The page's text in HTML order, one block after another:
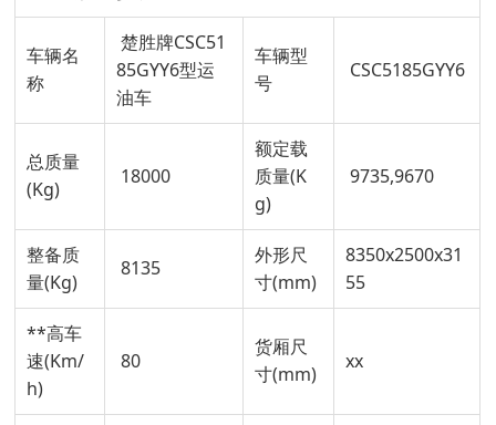
车辆名
称
楚胜牌CSC51
85GYY6型运
油车
车辆型
号
CSC5185GYY6
总质量
(Kg)
18000
额定载
质量(K
g)
9735,9670
整备质
量(Kg)
8135
外形尺
寸(mm)
8350x2500x31
55
**高车
速(Km/
h)
80
货厢尺
寸(mm)
xx